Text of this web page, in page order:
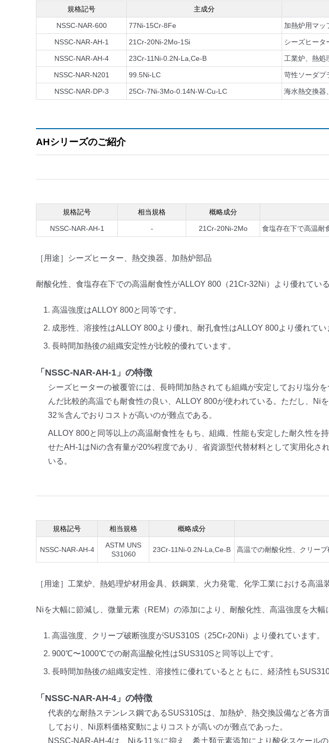
規格記号 主成分
NSSC-NAR-600 77Ni-15Cr-8Fe 加熱炉用マッ
NSSC-NAR-AH-1 21Cr-20Ni-2Mo-1Si シーズヒータ
NSSC-NAR-AH-4 23Cr-11Ni-0.2N-La,Ce-B 工業炉、熱処
NSSC-NAR-N201 99.5Ni-LC 苛性ソーダプ
NSSC-NAR-DP-3 25Cr-7Ni-3Mo-0.14N-W-Cu-LC 海水熱交換器
AHシリーズのご紹介
規格記号 相当規格 概略成分
NSSC-NAR-AH-1 - 21Cr-20Ni-2Mo 食塩存在下で高温耐
［用途］シーズヒーター、熱交換器、加熱炉部品
耐酸化性、食塩存在下での高温耐食性がALLOY 800（21Cr-32Ni）より優れている
高温強度はALLOY 800と同等です。
成形性、溶接性はALLOY 800より優れ、耐孔食性はALLOY 800より優れてい
長時間加熱後の組織安定性が比較的優れています。
「NSSC-NAR-AH-1」の特徴
シーズヒーターの被覆管には、長時間加熱されても組織が安定しており塩分を
んだ比較的高温でも耐食性の良い、ALLOY 800が使われている。ただし、Niを
32％含んでおりコストが高いのが難点である。
ALLOY 800と同等以上の高温耐食性をもち、組織、性能も安定した耐久性を
せたAH-1はNiの含有量が20%程度であり、省資源型代替材料として実用化さ
いる。
規格記号 相当規格 概略成分
NSSC-NAR-AH-4
ASTM UNS
S31060
23Cr-11Ni-0.2N-La,Ce-B 高温での耐酸化性、クリー
［用途］工業炉、熱処理炉材用金具、鉄鋼業、火力発電、化学工業における高温
Niを大幅に節減し、微量元素（REM）の添加により、耐酸化性、高温強度を大幅
高温強度、クリープ破断強度がSUS310S（25Cr-20Ni）より優れています。
900℃〜1000℃での耐高温酸化性はSUS310Sと同等以上です。
長時間加熱後の組織安定性、溶接性に優れているとともに、経済性も
「NSSC-NAR-AH-4」の特徴
代表的な耐熱ステンレス鋼であるSUS310Sは、加熱炉、熱交換設備など各方
しており、Ni原料価格変動によりコストが高いのが難点であった。
NSSC-NAR-AH-4は、Niを11％に抑え、希土類元素添加により酸化スケール